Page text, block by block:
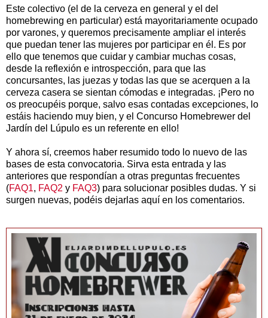
Este colectivo (el de la cerveza en general y el del
homebrewing en particular) está mayoritariamente ocupado
por varones, y queremos precisamente ampliar el interés
que puedan tener las mujeres por participar en él. Es por
ello que tenemos que cuidar y cambiar muchas cosas,
desde la reflexión e introspección, para que las
concursantes, las juezas y todas las que se acerquen a la
cerveza casera se sientan cómodas e integradas. ¡Pero no
os preocupéis porque, salvo esas contadas excepciones, lo
estáis haciendo muy bien, y el Concurso Homebrewer del
Jardín del Lúpulo es un referente en ello!
Y ahora sí, creemos haber resumido todo lo nuevo de las
bases de esta convocatoria. Sirva esta entrada y las
anteriores que respondían a otras preguntas frecuentes
(FAQ1, FAQ2 y FAQ3) para solucionar posibles dudas. Y si
surgen nuevas, podéis dejarlas aquí en los comentarios.